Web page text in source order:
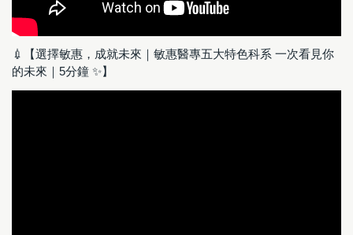
💉【選擇敏惠，成就未來｜敏惠醫專五大特色科系 一次看見你
的未來｜5分鐘 ✨】